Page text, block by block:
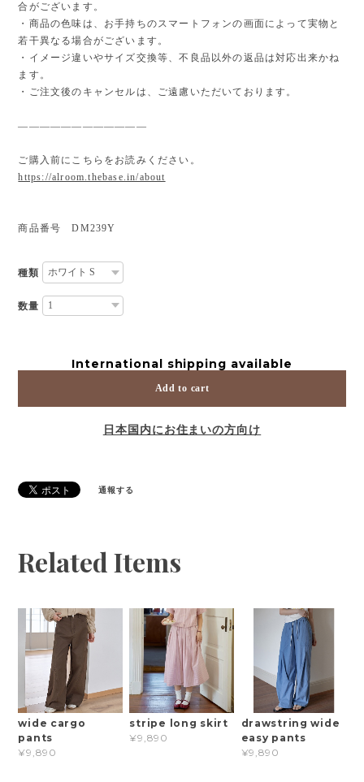
合がございます。
・商品の色味は、お手持ちのスマートフォンの画面によって実物と
若干異なる場合がございます。
・イメージ違いやサイズ交換等、不良品以外の返品は対応出来かね
ます。
・ご注文後のキャンセルは、ご遠慮いただいております。
————————————
ご購入前にこちらをお読みください。
https://alroom.thebase.in/about
商品番号 DM239Y
種類
数量
International shipping available
Add to cart
日本国内にお住まいの方向け
通報する
Related Items
wide cargo
pants
¥9,890
stripe long skirt
¥9,890
drawstring wide
easy pants
¥9,890